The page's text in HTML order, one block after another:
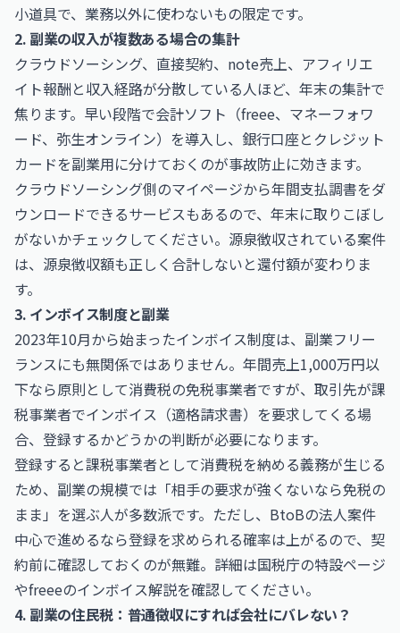
小道具で、業務以外に使わないもの限定です。
2. 副業の収入が複数ある場合の集計
クラウドソーシング、直接契約、note売上、アフィリエ
イト報酬と収入経路が分散している人ほど、年末の集計で
焦ります。早い段階で会計ソフト（freee、マネーフォワ
ード、弥生オンライン）を導入し、銀行口座とクレジット
カードを副業用に分けておくのが事故防止に効きます。
クラウドソーシング側のマイページから年間支払調書をダ
ウンロードできるサービスもあるので、年末に取りこぼし
がないかチェックしてください。源泉徴収されている案件
は、源泉徴収額も正しく合計しないと還付額が変わりま
す。
3. インボイス制度と副業
2023年10月から始まったインボイス制度は、副業フリー
ランスにも無関係ではありません。年間売上1,000万円以
下なら原則として消費税の免税事業者ですが、取引先が課
税事業者でインボイス（適格請求書）を要求してくる場
合、登録するかどうかの判断が必要になります。
登録すると課税事業者として消費税を納める義務が生じる
ため、副業の規模では「相手の要求が強くないなら免税の
まま」を選ぶ人が多数派です。ただし、BtoBの法人案件
中心で進めるなら登録を求められる確率は上がるので、契
約前に確認しておくのが無難。詳細は国税庁の特設ページ
やfreeeのインボイス解説を確認してください。
4. 副業の住民税：普通徴収にすれば会社にバレない？